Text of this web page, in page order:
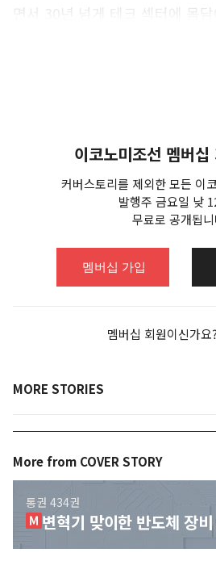
면서 30년 넘게 테크 섹터에 몸
자신의 경험을 바탕으로 AI 분야
‘제2의 닷컴 버블 사태’가 발생
이코노미조선 멤버십
커버스토리를 제외한 모든 이
발행주 금요일 낮
무료로 공개됩
멤버십 가입
멤버십 회원이신가요
MORE STORIES
More from COVER STORY
통권 434권
변혁기 맞이한 반도체 장